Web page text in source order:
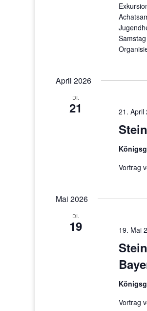
April 2026
DI.
21
21. April
Vortrag
Mai 2026
DI.
19
19. Mai
Vortrag